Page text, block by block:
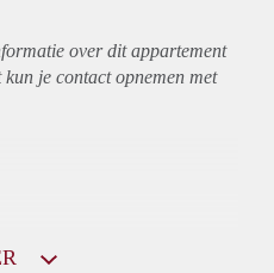
over ditappartement
je contact opnemen met